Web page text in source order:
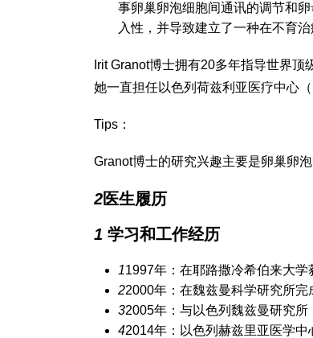
事卵巢卵泡细胞间通讯的调节和
入性，并导致建立了一种在不育
Irit Granot博士拥有20多年指导世界
她一直担任以色列荷兹利亚医疗中心
Tips：
Granot博士的研究兴趣主要是卵巢卵
2医生履历
1 学习和工作经历
11997年：在耶路撒冷希伯来大学
22000年：在魏兹曼科学研究所完
32005年：与以色列魏兹曼研究所
42014年：以色列赫兹里亚医学中